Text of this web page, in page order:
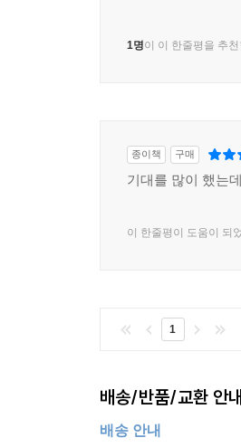
1명이 이 한줄평을 추
종이책 구매
기대를 많이 했는
이 한줄평이 도움이 되
1
배송/반품/교환 안내
배송 안내